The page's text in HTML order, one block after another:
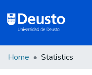
Home Statistics